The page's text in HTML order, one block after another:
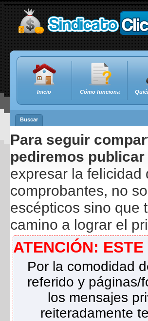
Inicio Cómo funciona
Buscar
Para seguir
pediremos
expresar la felicidad
comprobantes, no
escépticos sino que
camino a lograr el
ATENCIÓN: ESTE
Por la comodidad
referido y páginas/
los mensajes
reiteradamente